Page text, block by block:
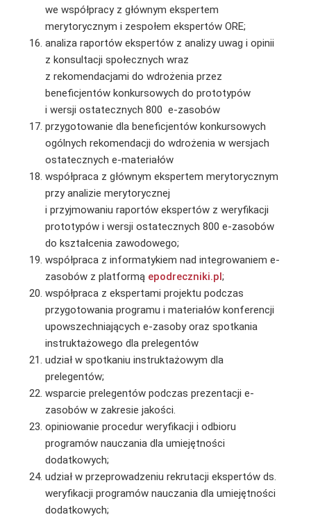
we współpracy z głównym ekspertem
merytorycznym i zespołem ekspertów ORE;
analiza raportów ekspertów z analizy uwag i opinii
z konsultacji społecznych wraz
z rekomendacjami do wdrożenia przez
beneficjentów konkursowych do prototypów
i wersji ostatecznych 800 e-zasobów
przygotowanie dla beneficjentów konkursowych
ogólnych rekomendacji do wdrożenia w wersjach
ostatecznych e-materiałów
współpraca z głównym ekspertem merytorycznym
przy analizie merytorycznej
i przyjmowaniu raportów ekspertów z weryfikacji
prototypów i wersji ostatecznych 800 e-zasobów
do kształcenia zawodowego;
współpraca z informatykiem nad integrowaniem e-
zasobów z platformą epodreczniki.pl;
współpraca z ekspertami projektu podczas
przygotowania programu i materiałów konferencji
upowszechniających e-zasoby oraz spotkania
instruktażowego dla prelegentów
udział w spotkaniu instruktażowym dla
prelegentów;
wsparcie prelegentów podczas prezentacji e-
zasobów w zakresie jakości.
opiniowanie procedur weryfikacji i odbioru
programów nauczania dla umiejętności
dodatkowych;
udział w przeprowadzeniu rekrutacji ekspertów ds.
weryfikacji programów nauczania dla umiejętności
dodatkowych;